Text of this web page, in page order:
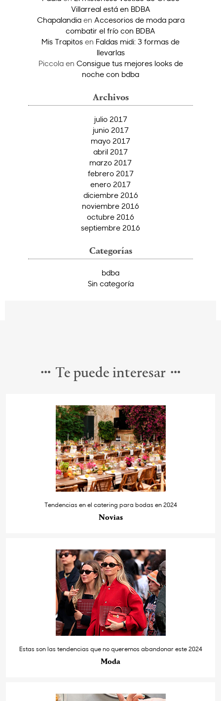
Villarreal está en BDBA
Chapalandiaen Accesorios de moda para
combatir el frío con BDBA
Mis Trapitos en Faldas midi: 3 formas de
llevarlas
Piccolaen Consigue tus mejores looks de
noche con bdba
Archivos
julio 2017
junio 2017
mayo 2017
abril 2017
marzo 2017
febrero 2017
enero 2017
diciembre 2016
noviembre 2016
octubre 2016
septiembre 2016
Categorías
bdba
Sin categoría
Te puede interesar
Tendencias en el catering para bodas en 2024
Novias
Estas son las tendencias que no queremos abandonar este 2024
Moda